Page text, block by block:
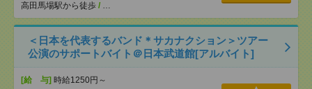
高田馬場駅から徒歩 / …
＜日本を代表するバンド＊サカナクション＞ツアー
公演のサポートバイト＠日本武道館[アルバイト]
[給 与] 時給1250円～